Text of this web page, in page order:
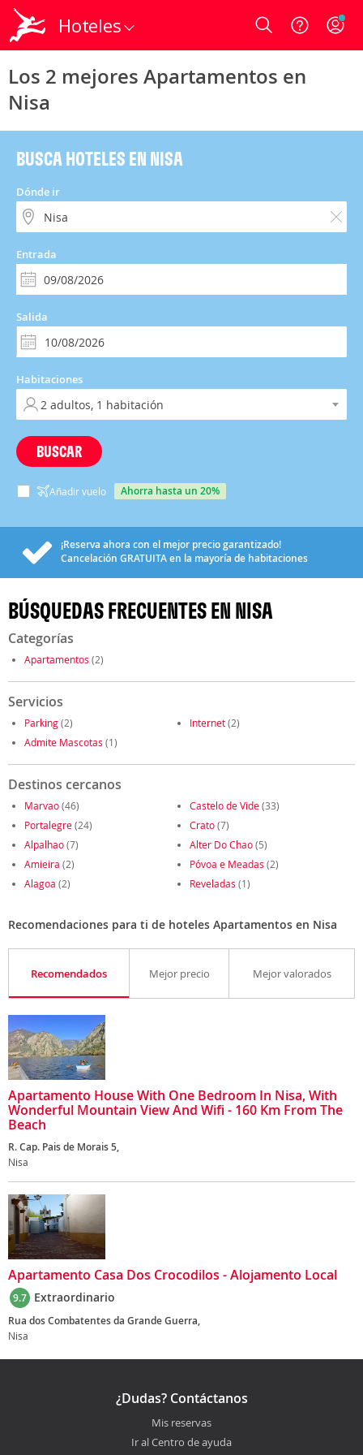
Hoteles Login
Los 2 mejores Apartamentos en
Nisa
BUSCA HOTELES EN NISA
Dónde ir
Entrada
Salida
Habitaciones
BUSCAR
Añadir vuelo ahorra hasta un 20%
¡Reserva ahora con el mejor precio garantizado!
Cancelación GRATUITAen la mayoría de habitaciones
BÚSQUEDAS FRECUENTES EN NISA
Categorías
Apartamentos (2)
Servicios
Parking(2) Internet(2)
Admite Mascotas (1)
Destinos cercanos
Marvao(46) Castelo de Vide(33)
Portalegre(24) Crato(7)
Alpalhao(7) Alter Do Chao(5)
Amieira (2) Póvoa e Meadas (2)
Alagoa (2) Reveladas (1)
Recomendaciones para ti de hoteles Apartamentos en Nisa
Recomendados Mejor precio Mejor valorados
Apartamento House With One Bedroom In Nisa, With
Wonderful Mountain View And Wifi - 160 Km From The
Beach
R. Cap. Pais de Morais 5,
Nisa
Apartamento Casa Dos Crocodilos - Alojamento Local
9.7 Extraordinario
Rua dos Combatentes da Grande Guerra,
Nisa
¿Dudas? Contáctanos
Mis reservas
Ir al Centro de ayuda